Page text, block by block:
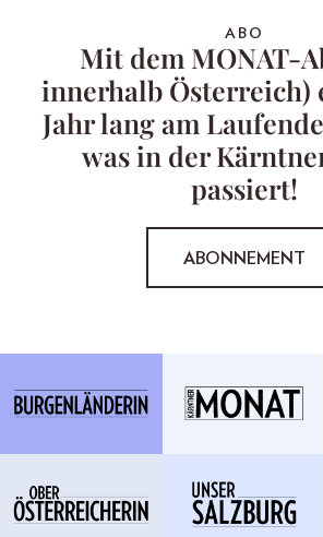
ABO
Mit dem MONAT-
innerhalb Österreich)
Jahr lang am
was in der
passiert!
ABONNEMENT